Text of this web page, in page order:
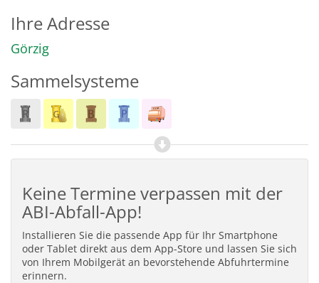
Ihre Adresse
Görzig
Sammelsysteme
Keine Termine verpassen mit der
ABI-Abfall-App!
Installieren Sie die passende App für Ihr Smartphone
oder Tablet direkt aus dem App-Store und lassen Sie sich
von Ihrem Mobilgerät an bevorstehende Abfuhrtermine
erinnern.